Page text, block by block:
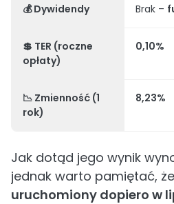
💰Dywidendy Brak –
💲 TER (roczne
opłaty)
0,10%
📉 Zmienność (1
rok)
8,23%
Jak dotąd jego wynik
jednak warto pamiętać, że
uruchomiony dopiero w